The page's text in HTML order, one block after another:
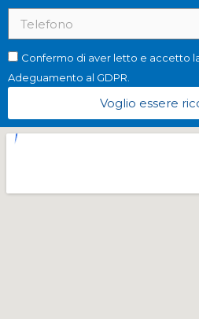
Confermo di aver letto e accetto
Adeguamento al GDPR.
Voglio essere